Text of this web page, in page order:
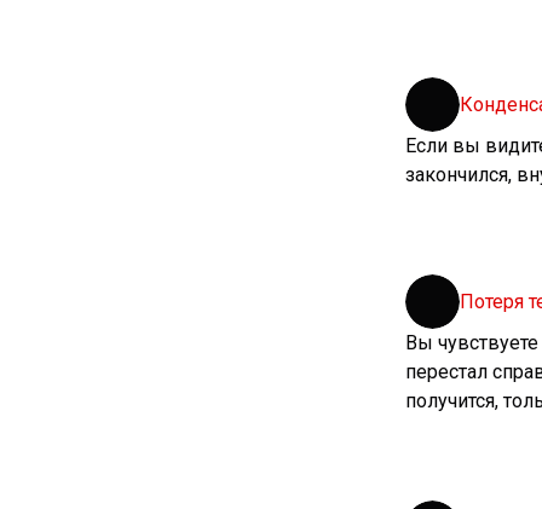
Если вы
закончился,
Потеря
Вы
перестал
получится,